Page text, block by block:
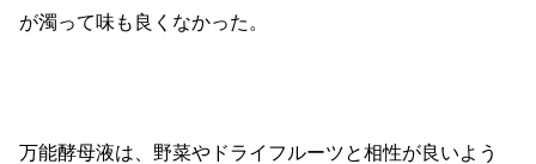
が濁って味も良くなかった。
万能酵母液は、野菜やドライフルーツと相性が良いよう